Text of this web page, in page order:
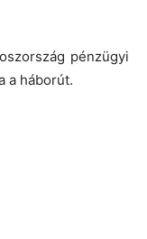
pénzügyi
a háborút.